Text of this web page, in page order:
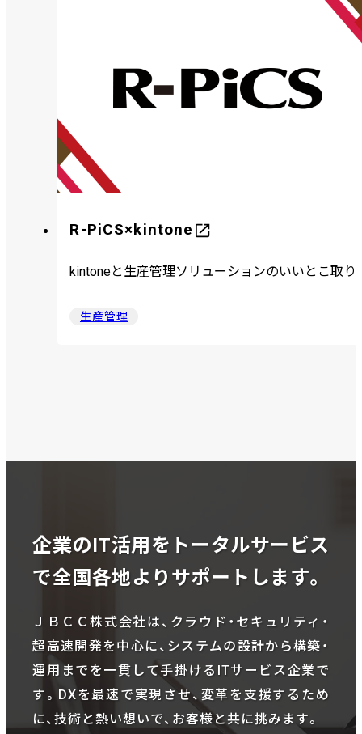
R-PiCS×kintone
kintoneと生産管理ソリューションのいいとこ取り
生産管理
企業のIT活用をトータルサービス
で全国各地よりサポートします。
ＪＢＣＣ株式会社は、クラウド・セキュリティ・
超高速開発を中心に、システムの設計から構築・
運用までを一貫して手掛けるITサービス企業で
す。DXを最速で実現させ、変革を支援するため
に、技術と熱い想いで、お客様と共に挑みます。